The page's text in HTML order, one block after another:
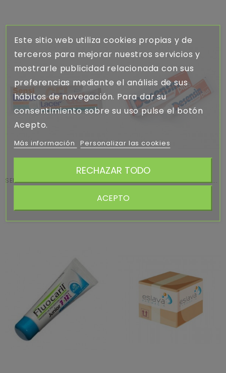
S
ENSILACER GEL BIOADHESIVO 50 ML DESENSIN PLUS 125 ML PASTA...
Este sitio web utiliza cookies propias y de
terceros para mejorar nuestros servicios y
mostrarle publicidad relacionada con sus
preferencias mediante el análisis de sus
hábitos de navegación. Para dar su
consentimiento sobre su uso pulse el botón
Acepto.
Más información Personalizar las cookies
RECHAZAR TODO
ACEPTO